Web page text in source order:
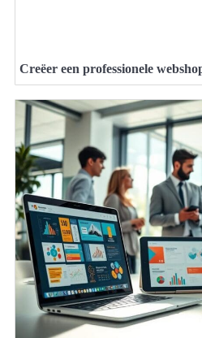
Creëer een professionele